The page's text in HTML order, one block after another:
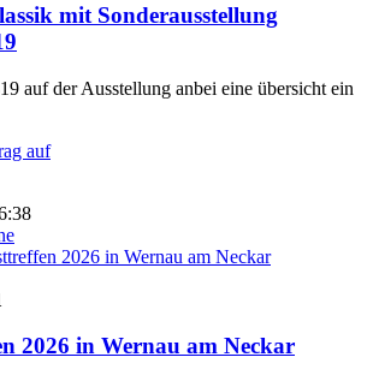
mit Sonderausstellung
auf der Ausstellung anbei eine übersicht ein
auf
2026 in Wernau am Neckar
2026 in Wernau am Neckar